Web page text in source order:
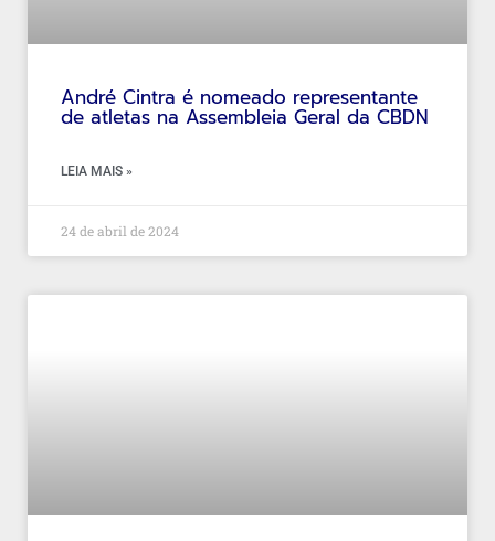
André‌ ‌Cintra‌ ‌é‌ ‌nomeado‌ ‌representante‌
‌de‌ ‌atletas‌ ‌na‌ ‌Assembleia‌ ‌Geral‌ ‌da‌ ‌CBDN‌
LEIA MAIS »
24 de abril de 2024